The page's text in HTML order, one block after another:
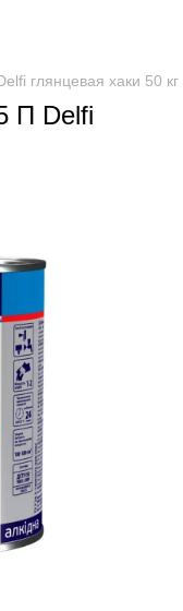
глянцевая хаки 50 кг
П Delfi